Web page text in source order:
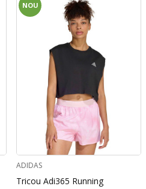
NOU
ADIDAS
Tricou Adi365 Running